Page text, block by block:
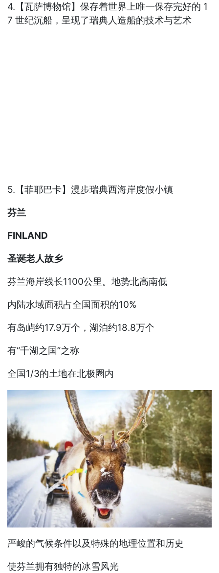
4.【瓦萨博物馆】保存着世界上唯一保存完好的 1
7 世纪沉船，呈现了瑞典人造船的技术与艺术
5.【菲耶巴卡】漫步瑞典西海岸度假小镇
芬兰
FINLAND
圣诞老人故乡
芬兰海岸线长1100公里。地势北高南低
内陆水域面积占全国面积的10%
有岛屿约17.9万个，湖泊约18.8万个
有“千湖之国”之称
全国1/3的土地在北极圈内
严峻的气候条件以及特殊的地理位置和历史
使芬兰拥有独特的冰雪风光